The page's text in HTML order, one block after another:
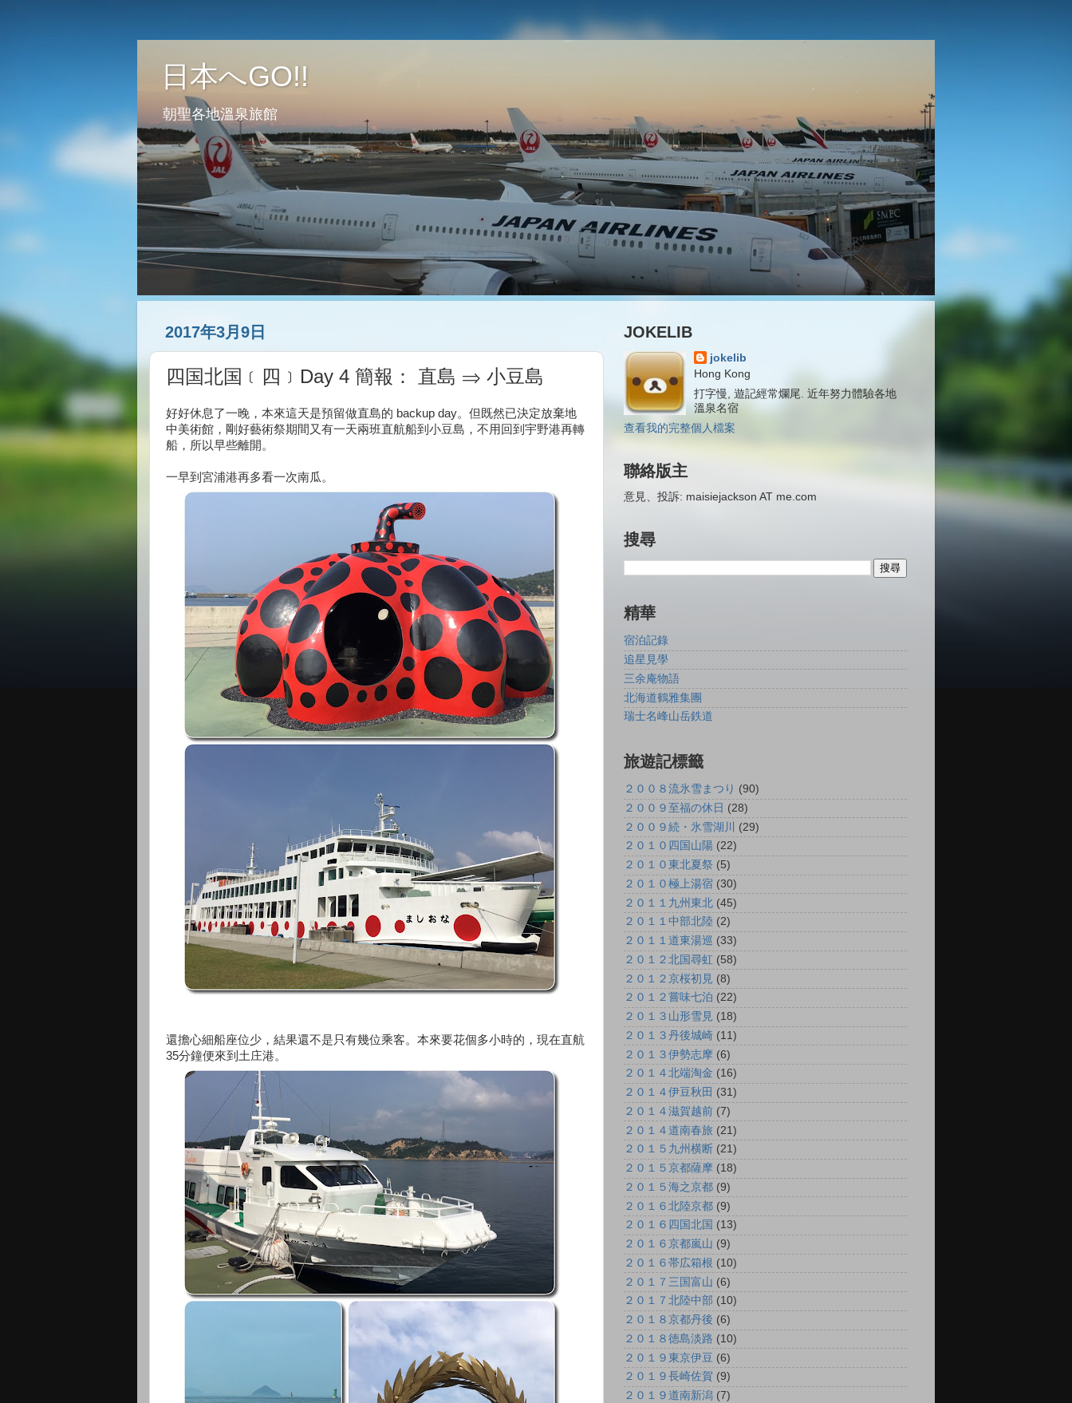
日本へGO!!
朝聖各地溫泉旅館
2017年3月9日
四国北国﹝四﹞Day 4 簡報： 直島 ⇒ 小豆島
好好休息了一晚，本來這天是預留做直島的 backup day。但既然已決定放棄地
中美術館，剛好藝術祭期間又有一天兩班直航船到小豆島，不用回到宇野港再轉
船，所以早些離開。
一早到宮浦港再多看一次南瓜。
還擔心細船座位少，結果還不是只有幾位乘客。本來要花個多小時的，現在直航
35分鐘便來到土庄港。
JOKELIB
jokelib
Hong Kong
打字慢, 遊記經常爛尾. 近年努力體驗各地
溫泉名宿
查看我的完整個人檔案
聯絡版主
意見、投訴: maisiejackson AT me.com
搜尋
精華
宿泊記錄
追星見學
三余庵物語
北海道鶴雅集團
瑞士名峰山岳鉄道
旅遊記標籤
２００８流氷雪まつり (90)
２００９至福の休日 (28)
２００９続・氷雪湖川
(29)
２０１０四国山陽 (22)
２０１０東北夏祭 (5)
２０１０極上湯宿 (30)
２０１１九州東北 (45)
２０１１中部北陸 (2)
２０１１道東湯巡 (33)
２０１２北国尋虹 (58)
２０１２京桜初見 (8)
２０１２嘗味七泊 (22)
２０１３山形雪見 (18)
２０１３丹後城崎 (11)
２０１３伊勢志摩 (6)
２０１４北端淘金 (16)
２０１４伊豆秋田 (31)
２０１４滋賀越前 (7)
２０１４道南春旅 (21)
２０１５九州横断 (21)
２０１５京都薩摩 (18)
２０１５海之京都 (9)
２０１６北陸京都 (9)
２０１６四国北国 (13)
２０１６京都嵐山 (9)
２０１６帯広箱根 (10)
２０１７三国富山 (6)
２０１７北陸中部 (10)
２０１８京都丹後 (6)
２０１８徳島淡路 (10)
２０１９東京伊豆 (6)
２０１９長崎佐賀 (9)
２０１９道南新潟 (7)